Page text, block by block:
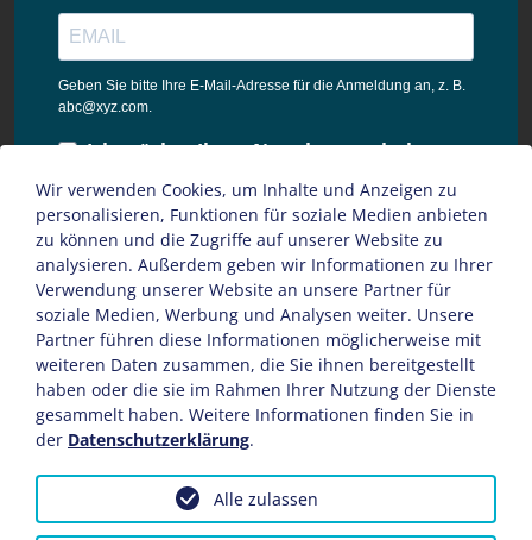
Geben Sie bitte Ihre E-Mail-Adresse für die Anmeldung an, z. B.
abc@xyz.com.
Ich möchte Ihren Newsletter erhalten
und akzeptiere die
Datenschutzbestimmungen dieser
Webseite.
Sie können den Newsletter jederzeit über den Link in unserem
Newsletter abbestellen.
AGB Datenschutz
Wir verwenden Cookies, um Inhalte und Anzeigen zu
personalisieren, Funktionen für soziale Medien anbieten
zu können und die Zugriffe auf unserer Website zu
analysieren. Außerdem geben wir Informationen zu Ihrer
Verwendung unserer Website an unsere Partner für
soziale Medien, Werbung und Analysen weiter. Unsere
Partner führen diese Informationen möglicherweise mit
weiteren Daten zusammen, die Sie ihnen bereitgestellt
haben oder die sie im Rahmen Ihrer Nutzung der Dienste
gesammelt haben. Weitere Informationen finden Sie in
der Datenschutzerklärung.
Alle zulassen